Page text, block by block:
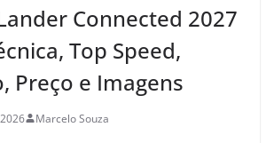
Connected 2027
Top Speed,
Preço e Imagens
Marcelo Souza